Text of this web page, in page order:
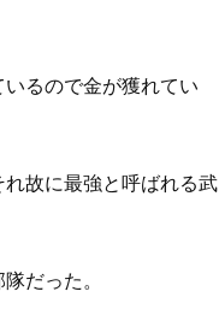
るので金が獲れてい
故に最強と呼ばれる武
だった。